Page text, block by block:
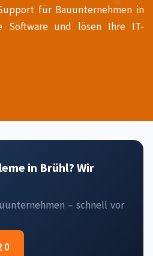
für Bauunternehmen in
Software und lösen Ihre IT-
in Brühl? Wir
– schnell vor
0